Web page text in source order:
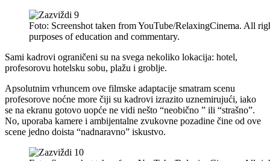
Foto: Screenshot taken from YouTube/RelaxingCinema. All
purposes of education and commentary.
Sami kadrovi ograničeni su na svega nekoliko lokacija: hotel,
profesorovu hotelsku sobu, plažu i groblje.
Apsolutnim vrhuncem ove filmske adaptacije smatram scenu
profesorove noćne more čiji su kadrovi izrazito uznemirujući, iako
se na ekranu gotovo uopće ne vidi nešto “neobično ” ili “strašno”.
No, uporaba kamere i ambijentalne zvukovne pozadine čine od ove
scene jedno doista “nadnaravno” iskustvo.